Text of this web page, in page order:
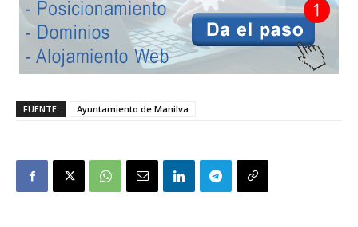
FUENTE: Ayuntamiento de Manilva